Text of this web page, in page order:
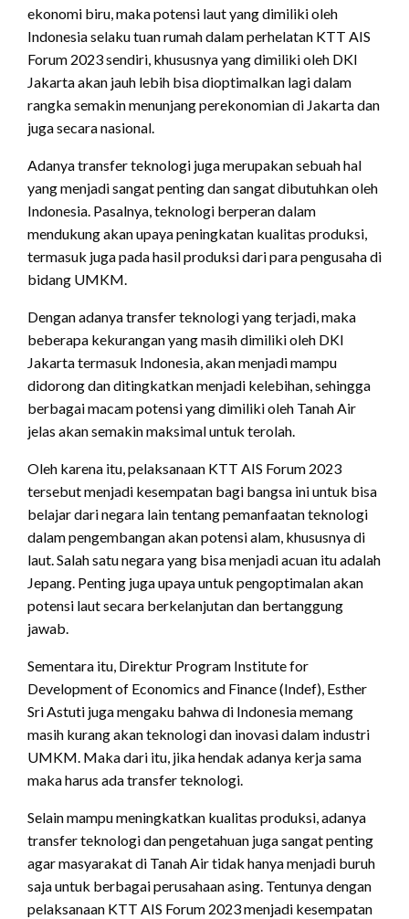
ekonomi biru, maka potensi laut yang dimiliki oleh
Indonesia selaku tuan rumah dalam perhelatan KTT AIS
Forum 2023 sendiri, khususnya yang dimiliki oleh DKI
Jakarta akan jauh lebih bisa dioptimalkan lagi dalam
rangka semakin menunjang perekonomian di Jakarta dan
juga secara nasional.
Adanya transfer teknologi juga merupakan sebuah hal
yang menjadi sangat penting dan sangat dibutuhkan oleh
Indonesia. Pasalnya, teknologi berperan dalam
mendukung akan upaya peningkatan kualitas produksi,
termasuk juga pada hasil produksi dari para pengusaha di
bidang UMKM.
Dengan adanya transfer teknologi yang terjadi, maka
beberapa kekurangan yang masih dimiliki oleh DKI
Jakarta termasuk Indonesia, akan menjadi mampu
didorong dan ditingkatkan menjadi kelebihan, sehingga
berbagai macam potensi yang dimiliki oleh Tanah Air
jelas akan semakin maksimal untuk terolah.
Oleh karena itu, pelaksanaan KTT AIS Forum 2023
tersebut menjadi kesempatan bagi bangsa ini untuk bisa
belajar dari negara lain tentang pemanfaatan teknologi
dalam pengembangan akan potensi alam, khususnya di
laut. Salah satu negara yang bisa menjadi acuan itu adalah
Jepang. Penting juga upaya untuk pengoptimalan akan
potensi laut secara berkelanjutan dan bertanggung
jawab.
Sementara itu, Direktur Program Institute for
Development of Economics and Finance (Indef), Esther
Sri Astuti juga mengaku bahwa di Indonesia memang
masih kurang akan teknologi dan inovasi dalam industri
UMKM. Maka dari itu, jika hendak adanya kerja sama
maka harus ada transfer teknologi.
Selain mampu meningkatkan kualitas produksi, adanya
transfer teknologi dan pengetahuan juga sangat penting
agar masyarakat di Tanah Air tidak hanya menjadi buruh
saja untuk berbagai perusahaan asing. Tentunya dengan
pelaksanaan KTT AIS Forum 2023 menjadi kesempatan